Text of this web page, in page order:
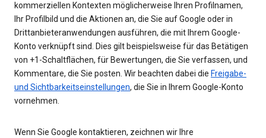
kommerziellen Kontexten möglicherweise Ihren Profilnamen,
Ihr Profilbild und die Aktionen an, die Sie auf Google oder in
Drittanbieteranwendungen ausführen, die mit Ihrem Google-
Konto verknüpft sind. Dies gilt beispielsweise für das Betätigen
von +1-Schaltflächen, für Bewertungen, die Sie verfassen, und
Kommentare, die Sie posten. Wir beachten dabei die Freigabe-
und Sichtbarkeitseinstellungen, die Sie in Ihrem Google-Konto
vornehmen.
Wenn Sie Google kontaktieren, zeichnen wir Ihre